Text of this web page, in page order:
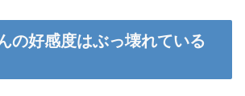
の好感度はぶっ壊れている